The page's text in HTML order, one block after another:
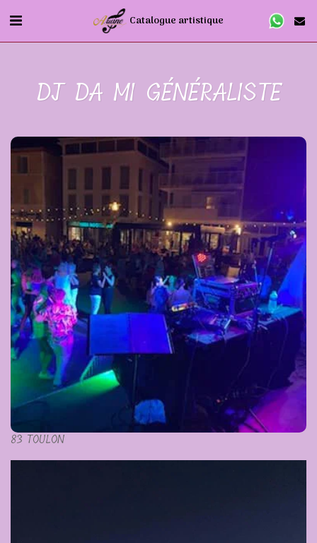
Catalogue artistique
DJ DA MI GÉNÉRALISTE
83 TOULON